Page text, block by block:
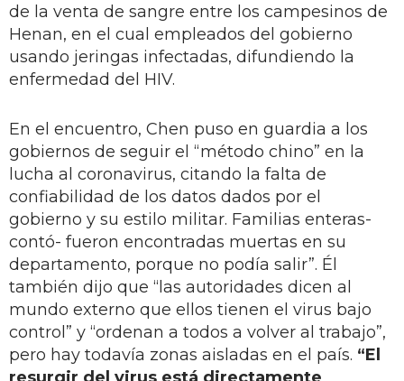
de la venta de sangre entre los campesinos de
Henan, en el cual empleados del gobierno
usando jeringas infectadas, difundiendo la
enfermedad del HIV.
En el encuentro, Chen puso en guardia a los
gobiernos de seguir el “método chino” en la
lucha al coronavirus, citando la falta de
confiabilidad de los datos dados por el
gobierno y su estilo militar. Familias enteras-
contó- fueron encontradas muertas en su
departamento, porque no podía salir”. Él
también dijo que “las autoridades dicen al
mundo externo que ellos tienen el virus bajo
control” y “ordenan a todos a volver al trabajo”,
pero hay todavía zonas aisladas en el país. “El